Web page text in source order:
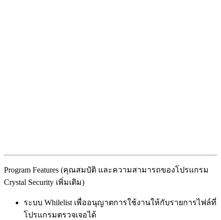
Program Features (คุณสมบัติ และความสามารถของโปรแกรม
Crystal Security เพิ่มเติม)
ระบบ Whilelist เพื่ออนุญาตการใช้งานให้กับรายการไฟล์ที่
โปรแกรมตรวจเจอได้